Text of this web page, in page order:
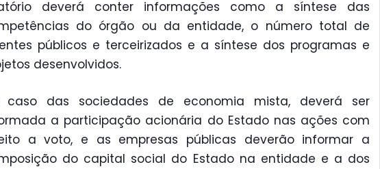
deverá conter informações como a síntese das
do órgão ou da entidade, o número total de
públicos e terceirizados e a síntese dos programas e
desenvolvidos.
caso das sociedades de economia mista, deverá ser
a participação acionária do Estado nas ações com
a voto, e as empresas públicas deverão informar a
do capital social do Estado na entidade e a dos